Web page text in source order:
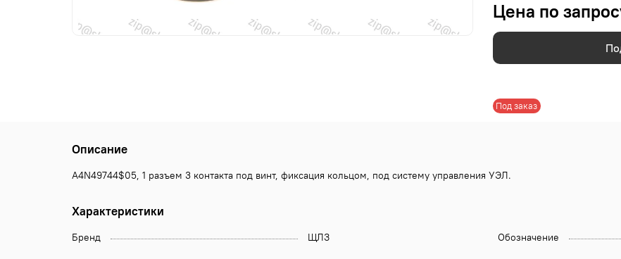
Под заказ
Цена по
Описание
А4N49744$05, 1 разъем 3 контакта под винт, фиксация кольцом, под систему управления УЭЛ.
Характеристики
Бренд ЩЛЗ Обозначение